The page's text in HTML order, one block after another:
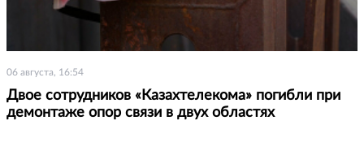
06 августа, 16:54
Двое сотрудников «Казахтелекома» погибли при
демонтаже опор связи в двух областях